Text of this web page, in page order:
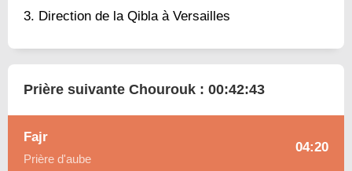
Direction de la Qibla à Versailles
Prière suivante Chourouk : 00:42:42
Fajr
Prière d'aube
04:20